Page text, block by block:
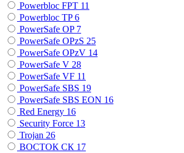
Powerbloc FPT 11
Powerbloc TP6
PowerSafe OP 7
PowerSafe OPzS 25
PowerSafe OPzV 14
PowerSafe V 28
PowerSafe VF 11
PоwerSafe SBS 19
PоwerSafe SBS EON 16
Red Energy 16
Security Force 13
Trojan 26
ВОСТОК СК 17